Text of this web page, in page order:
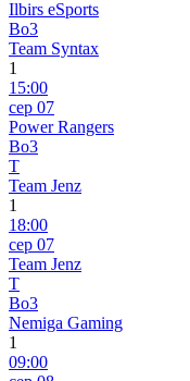
Ilbirs eSports
Bo3
Team Syntax
1
15:00
сер 07
Power Rangers
Bo3
T
Team Jenz
1
18:00
сер 07
Team Jenz
T
Bo3
Nemiga Gaming
1
09:00